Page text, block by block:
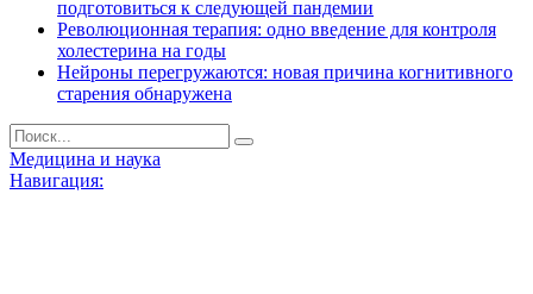
подготовиться к следующей пандемии
Революционная терапия: одно введение для контроля
холестерина на годы
Нейроны перегружаются: новая причина когнитивного
старения обнаружена
Медицина и наука
Навигация: